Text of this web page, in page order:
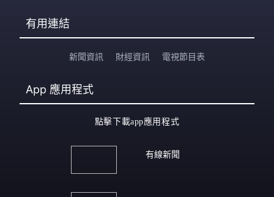
有用連結
新聞資訊 財經資訊 電視節目表
App 應用程式
點擊下載app應用程式
有線新聞